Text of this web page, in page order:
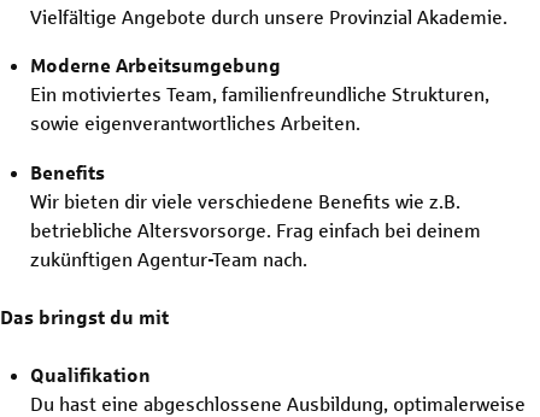
Vielfältige Angebote durch unsere Provinzial Akademie.
Moderne Arbeitsumgebung
Ein motiviertes Team, familienfreundliche Strukturen,
sowie eigenverantwortliches Arbeiten.
Benefits
Wir bieten dir viele verschiedene Benefits wie z.B.
betriebliche Altersvorsorge. Frag einfach bei deinem
zukünftigen Agentur-Team nach.
Das bringst du mit
Qualifikation
Du hast eine abgeschlossene Ausbildung, optimalerweise